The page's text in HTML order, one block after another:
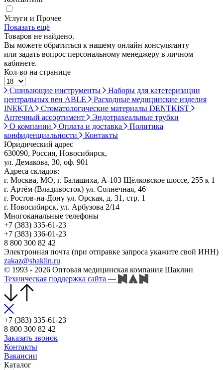
Услуги и Прочее
Показать ещё
Товаров не найдено.
Вы можете обратиться к нашему онлайн консультанту
или задать вопрос персональному менеджеру в личном
кабинете.
Кол-во на странице
Сшивающие инструменты
Наборы для катетеризации
центральных вен ABLE
Расходные медицинские изделия
INEKTA
Стоматологические материалы DENTKIST
Аптечный ассортимент
Эндотрахеальные трубки
О компании
Оплата и доставка
Политика
конфиденциальности
Контакты
Юридический адрес
630090, Россия, Новосибирск,
ул. Демакова, 30, оф. 901
Адреса складов:
г. Москва, МО, г. Балашиха, А-103 Щёлковское шоссе, 255 к 1
г. Артём (Владивосток) ул. Солнечная, 46
г. Ростов-на-Дону ул. Орская, д. 31, стр. 1
г. Новосибирск, ул. Арбузова 2/14
Многоканальные телефоны
+7 (383) 335-61-23
+7 (383) 336-01-23
8 800 300 82 42
Электронная почта (при отправке запроса укажите свой ИНН)
zakaz@shaklin.ru
© 1993 - 2026 Оптовая медицинская компания Шаклин
Техническая поддержка сайта —
+7 (383) 335-61-23
8 800 300 82 42
Заказать звонок
Контакты
Вакансии
Каталог